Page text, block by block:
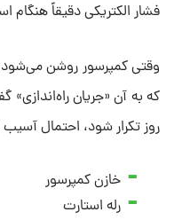
فشار الکتریکی دقیقاً هنگام
وقتی کمپرسور روشن می‌شود،
که به آن «جریان راه‌اندازی»
روز تکرار شود، احتمال
خازن کمپرسور
رله استارت